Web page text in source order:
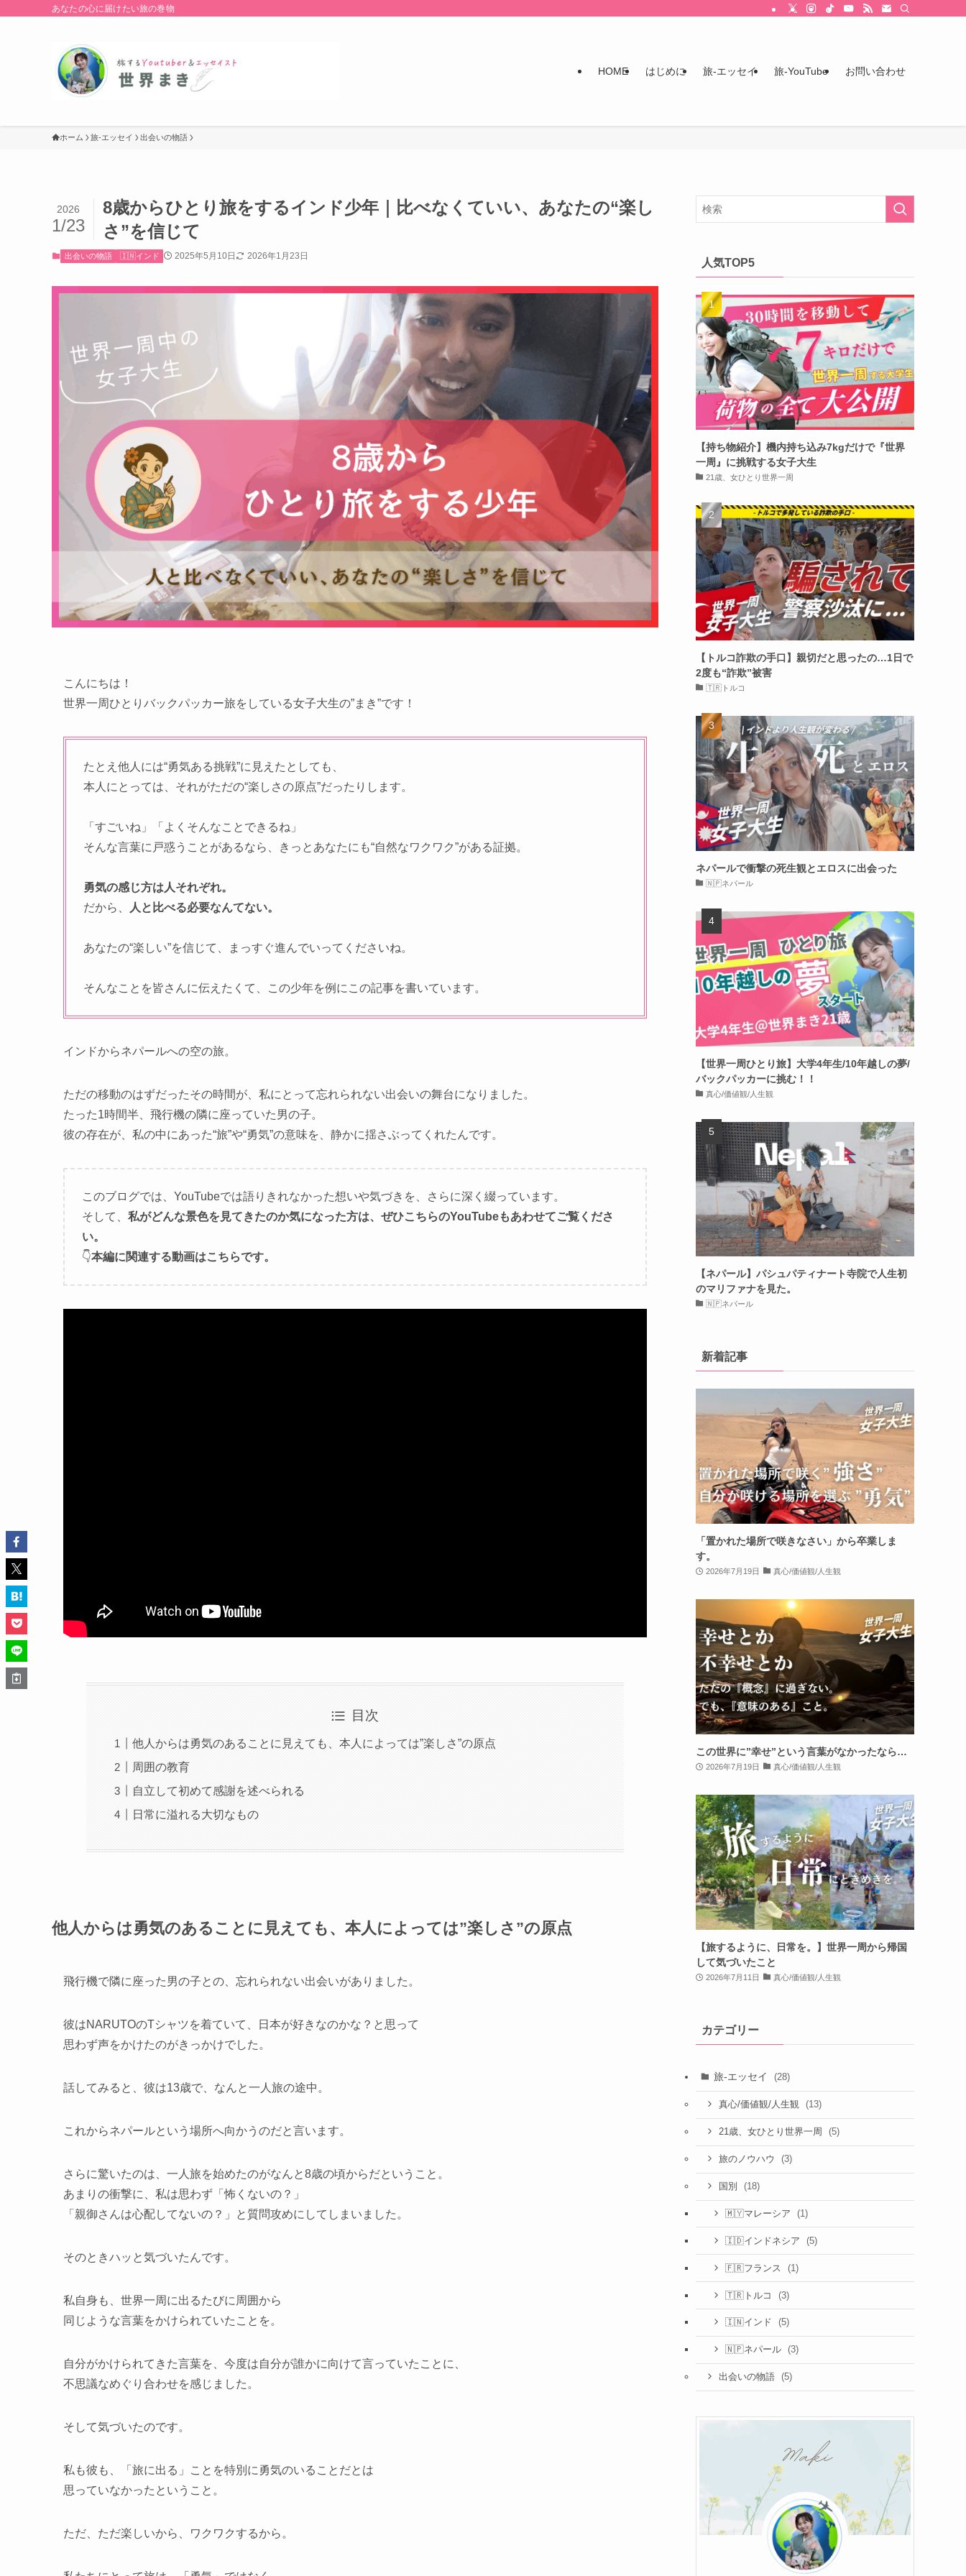
あなたの心に届けたい旅の巻物
HOME はじめに 旅-エッセイ 旅-YouTube お問い合わせ
ホーム 旅-エッセイ 出会いの物語
8歳からひとり旅をするインド少年｜比べなくていい、あなたの“楽し
さ”を信じて
2026
1/23
出会いの物語 🇮🇳インド 2025年5月10日 2026年1月23日
こんにちは！
世界一周ひとりバックパッカー旅をしている女子大生の”まき”です！
たとえ他人には“勇気ある挑戦”に見えたとしても、
本人にとっては、それがただの“楽しさの原点”だったりします。
「すごいね」「よくそんなことできるね」
そんな言葉に戸惑うことがあるなら、きっとあなたにも“自然なワクワク”がある証拠。
勇気の感じ方は人それぞれ。
だから、
人と比べる必要なんてない。
あなたの“楽しい”を信じて、まっすぐ進んでいってくださいね。
そんなことを皆さんに伝えたくて、この少年を例にこの記事を書いています。
インドからネパールへの空の旅。
ただの移動のはずだったその時間が、私にとって忘れられない出会いの舞台になりました。
たった1時間半、飛行機の隣に座っていた男の子。
彼の存在が、私の中にあった“旅”や“勇気”の意味を、静かに揺さぶってくれたんです。
このブログでは、YouTubeでは語りきれなかった想いや気づきを、さらに深く綴っています。
そして、 私がどんな景色を見てきたのか気になった方は、ぜひこちらのYouTubeもあわせてご覧くださ
い。
👇本編に関連する動画はこちらです。
目次
他人からは勇気のあることに見えても、本人によっては”楽しさ”の原点
周囲の教育
自立して初めて感謝を述べられる
日常に溢れる大切なもの
他人からは勇気のあることに見えても、本人によっては”楽しさ”の原点
飛行機で隣に座った男の子との、忘れられない出会いがありました。
彼はNARUTOのTシャツを着ていて、日本が好きなのかな？と思って
思わず声をかけたのがきっかけでした。
話してみると、彼は13歳で、なんと一人旅の途中。
これからネパールという場所へ向かうのだと言います。
さらに驚いたのは、一人旅を始めたのがなんと8歳の頃からだということ。
あまりの衝撃に、私は思わず「怖くないの？」
「親御さんは心配してないの？」と質問攻めにしてしまいました。
そのときハッと気づいたんです。
私自身も、世界一周に出るたびに周囲から
同じような言葉をかけられていたことを。
自分がかけられてきた言葉を、今度は自分が誰かに向けて言っていたことに、
不思議なめぐり合わせを感じました。
そして気づいたのです。
私も彼も、「旅に出る」ことを特別に勇気のいることだとは
思っていなかったということ。
ただ、ただ楽しいから、ワクワクするから。
人気TOP5
【持ち物紹介】機内持ち込み7kgだけで『世界
一周』に挑戦する女子大生
21歳、女ひとり世界一周
【トルコ詐欺の手口】親切だと思ったの…1日で
2度も“詐欺”被害
🇹🇷トルコ
ネパールで衝撃の死生観とエロスに出会った
🇳🇵ネパール
【世界一周ひとり旅】大学4年生/10年越しの夢/
バックパッカーに挑む！！
真心/価値観/人生観
【ネパール】パシュパティナート寺院で人生初
のマリファナを見た。
🇳🇵ネパール
新着記事
「置かれた場所で咲きなさい」から卒業しま
す。
2026年7月19日 真心/価値観/人生観
この世界に”幸せ”という言葉がなかったなら…
2026年7月19日 真心/価値観/人生観
【旅するように、日常を。】世界一周から帰国
して気づいたこと
2026年7月11日 真心/価値観/人生観
カテゴリー
旅-エッセイ (28)
真心/価値観/人生観 (13)
21歳、女ひとり世界一周 (5)
旅のノウハウ (3)
国別 (18)
🇲🇾マレーシア (1)
🇮🇩インドネシア (5)
🇫🇷フランス (1)
🇹🇷トルコ (3)
🇮🇳インド (5)
🇳🇵ネパール (3)
出会いの物語 (5)